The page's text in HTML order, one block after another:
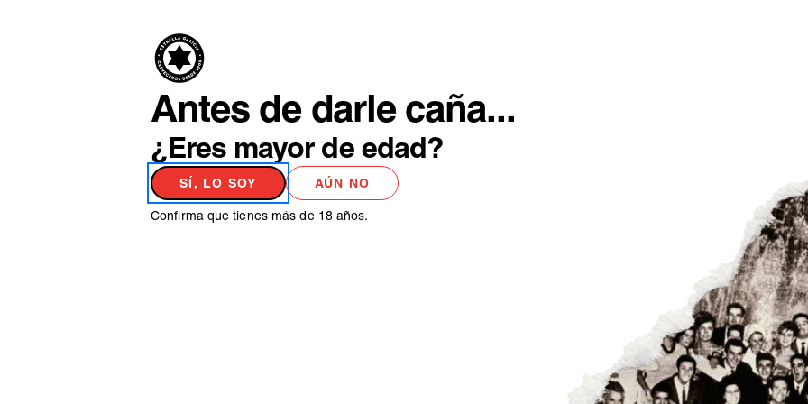
Antes de darle caña...
¿Eres mayor de edad?
SÍ, LO SOY AÚN NO
Confirma que tienes más de 18 años.
LAS OTRAS CERVEZAS DE LA
ESCUELA CENTROEUROPEA,